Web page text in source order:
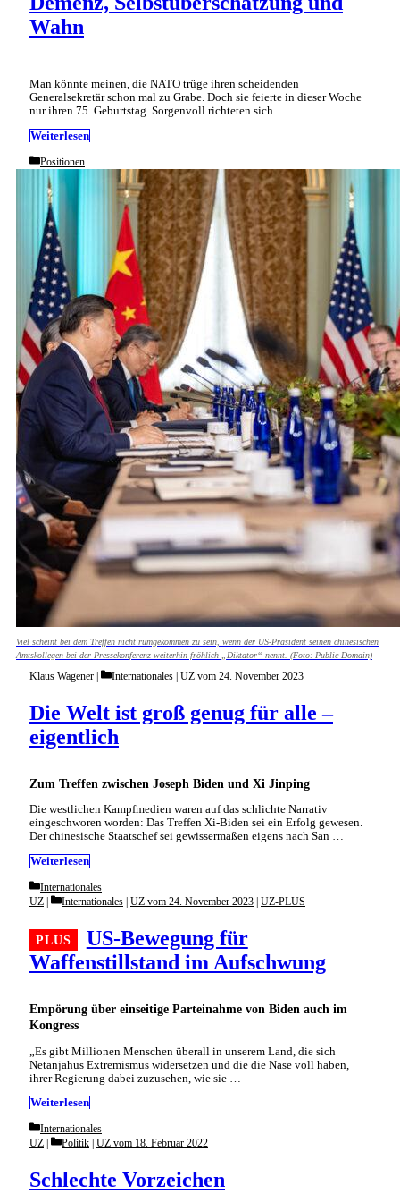
Wahn
Man könnte meinen, die NATO trüge ihren scheidenden
Generalsekretär schon mal zu Grabe. Doch sie feierte in dieser Woche
nur ihren 75. Geburtstag. Sorgenvoll richteten sich …
Weiterlesen
Categories
Positionen
Viel scheint bei dem Treffen nicht rumgekommen zu sein, wenn der US-Präsident seinen chinesischen
Amtskollegen bei der Pressekonferenz weiterhin fröhlich „Diktator“ nennt. (Foto: Public Domain)
Zum Treffen zwischen Joseph Biden und Xi Jinping
Die Welt ist groß genug für alle –
eigentlich
Klaus Wagener Categories
Internationales | UZ vom 24. November 2023
Die westlichen Kampfmedien waren auf das schlichte Narrativ
eingeschworen worden: Das Treffen Xi-Biden sei ein Erfolg gewesen.
Der chinesische Staatschef sei gewissermaßen eigens nach San …
Weiterlesen
Categories
Internationales
Empörung über einseitige Parteinahme von Biden auch im
Kongress
US-Bewegung für
Waffenstillstand im Aufschwung
UZ Categories
Internationales UZ vom 24. November 2023 UZ-PLUS
„Es gibt Millionen Menschen überall in unserem Land, die sich
Netanjahus Extremismus widersetzen und die die Nase voll haben,
ihrer Regierung dabei zuzusehen, wie sie …
Weiterlesen
Categories
Internationales
Schlechte Vorzeichen
UZ Categories
Politik UZ vom 18. Februar 2022